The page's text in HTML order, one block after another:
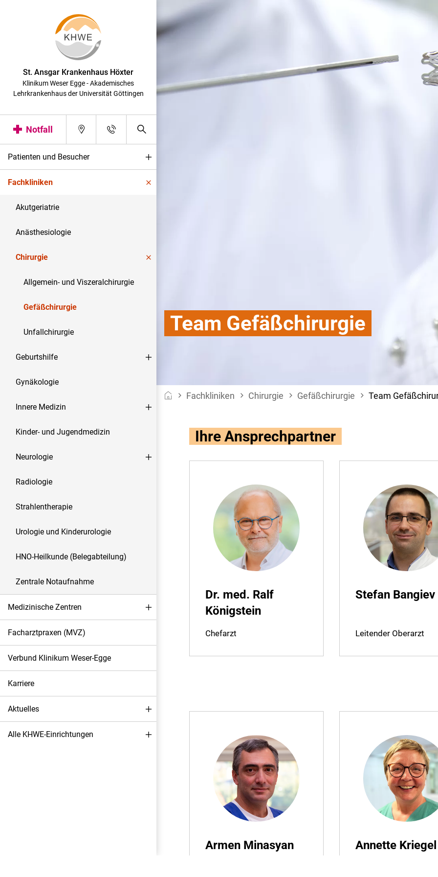
St. Ansgar Krankenhaus Höxter
Klinikum Weser Egge - Akademisches
Lehrkrankenhaus der Universität Göttingen
Notfall
Patienten und Besucher
Fachkliniken
Akutgeriatrie
Anästhesiologie
Chirurgie
Allgemein- und Viszeralchirurgie
Gefäßchirurgie
Unfallchirurgie
Geburtshilfe
Gynäkologie
Innere Medizin
Kinder- und Jugendmedizin
Neurologie
Radiologie
Strahlentherapie
Urologie und Kinderurologie
HNO-Heilkunde (Belegabteilung)
Zentrale Notaufnahme
Medizinische Zentren
Facharztpraxen (MVZ)
Verbund Klinikum Weser-Egge
Karriere
Aktuelles
Alle KHWE-Einrichtungen
Team Gefäßchirurgie
de Fachkliniken Chirurgie Gefäßchirurgie Team
Ihre Ansprechpartner
Dr. med. Ralf
Königstein
Chefarzt
Stefan Bangiev
Leitender Oberarzt
Armen Minasyan Annette Kriegel